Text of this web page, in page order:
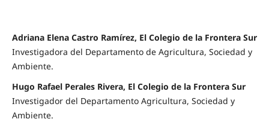
Adriana Elena Castro Ramírez, El Colegio de la Frontera Sur
Investigadora del Departamento de Agricultura, Sociedad y
Ambiente.
Hugo Rafael Perales Rivera, El Colegio de la Frontera Sur
Investigador del Departamento Agricultura, Sociedad y
Ambiente.